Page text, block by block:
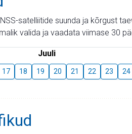
satelliitide suunda ja kõrgust
valida ja vaadata viimase 30
Juuli
17 18 19 20 21 22 23 24